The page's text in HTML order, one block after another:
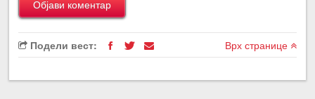
Подели вест: Врх странице